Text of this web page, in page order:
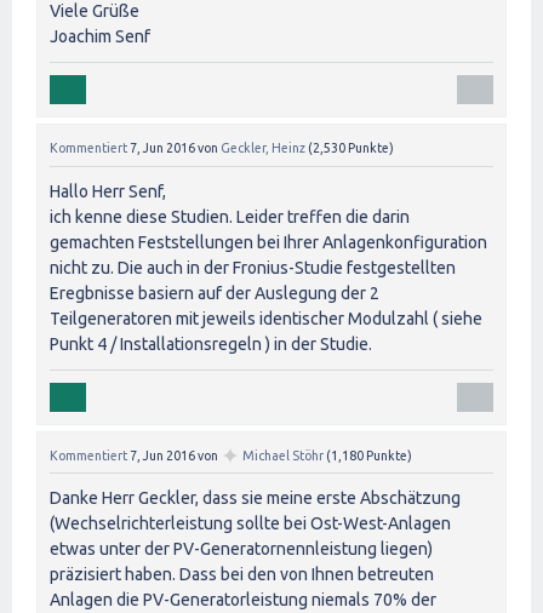
Viele Grüße
Joachim Senf
Kommentiert7, Jun 2016von Geckler, Heinz (2,530 Punkte)
Hallo Herr Senf,
ich kenne diese Studien. Leider treffen die darin
gemachten Feststellungen bei Ihrer Anlagenkonfiguration
nicht zu. Die auch in der Fronius-Studie festgestellten
Eregbnisse basiern auf der Auslegung der 2
Teilgeneratoren mit jeweils identischer Modulzahl ( siehe
Punkt 4 / Installationsregeln ) in der Studie.
Kommentiert7, Jun 2016von ✦ Michael Stöhr (1,180 Punkte)
Danke Herr Geckler, dass sie meine erste Abschätzung
(Wechselrichterleistung sollte bei Ost-West-Anlagen
etwas unter der PV-Generatornennleistung liegen)
präzisiert haben. Dass bei den von Ihnen betreuten
Anlagen die PV-Generatorleistung niemals 70% der